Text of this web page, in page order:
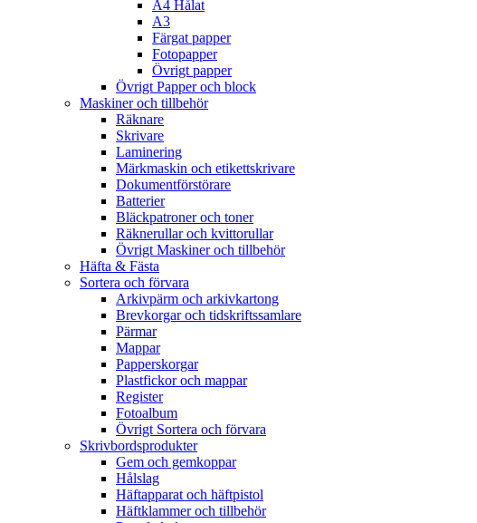
A4 Hålat
A3
Färgat papper
Fotopapper
Övrigt papper
Övrigt Papper och block
Maskiner och tillbehör
Räknare
Skrivare
Laminering
Märkmaskin och etikettskrivare
Dokumentförstörare
Batterier
Bläckpatroner och toner
Räknerullar och kvittorullar
Övrigt Maskiner och tillbehör
Häfta & Fästa
Sortera och förvara
Arkivpärm och arkivkartong
Brevkorgar och tidskriftssamlare
Pärmar
Mappar
Papperskorgar
Plastfickor och mappar
Register
Fotoalbum
Övrigt Sortera och förvara
Skrivbordsprodukter
Gem och gemkoppar
Hålslag
Häftapparat och häftpistol
Häftklammer och tillbehör